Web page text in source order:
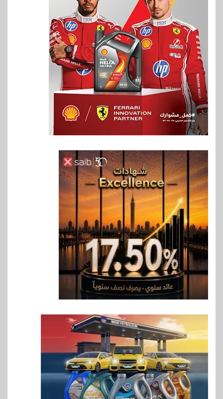
6 بنوك
البنك الزراعي يكرم موظفيه
المتميزين بعد تحقيق نتائج قياسية
بالقروض الشخصية خلال الربع
الأول 2026
7
بنوك
يورو صافي ربح في النصف الأول
2026
8
غرفة القاهرة تنظم ندوة إلكترونية
لدعم الصادرات وتحقيق
مستهدفات رؤية مصر 2030
9
بنوك
بنك مصر يشارك في فعالية اليوم